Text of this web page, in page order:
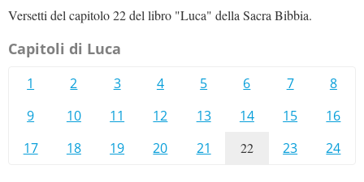
Versetti del capitolo 22 del libro "Luca" della Sacra Bibbia.
Capitoli di Luca
1 2 3 4 5 6 7
8
9
10 11 12 13 14 15
16
17
18 19 20 21 22 23 24